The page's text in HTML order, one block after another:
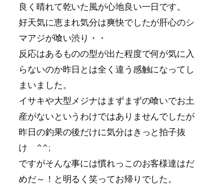
良く晴れて乾いた風が心地良い一日です。
好天気に恵まれ気分は爽快でしたが肝心のシ
マアジが喰い渋り・・
反応はあるものの型が出た程度で何が気に入
らないのか昨日とは全く違う感触になってし
まいました。
イサキや大型メジナはまずまずの喰いでお土
産がないというわけではありませんでしたが
昨日の釣果の後だけに気分はきっと拍子抜
け ^^;
ですがそんな事には慣れっこのお客様達はだ
めだ～！と明るく笑ってお帰りでした。